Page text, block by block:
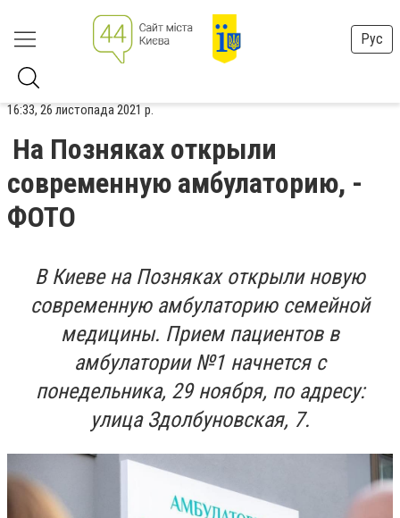
Рус
16:33, 26 листопада 2021 р.
На Позняках открыли
современную амбулаторию, -
ФОТО
В Киеве на Позняках открыли новую
современную амбулаторию семейной
медицины. Прием пациентов в
амбулатории №1 начнется с
понедельника, 29 ноября, по адресу:
улица Здолбуновская, 7.